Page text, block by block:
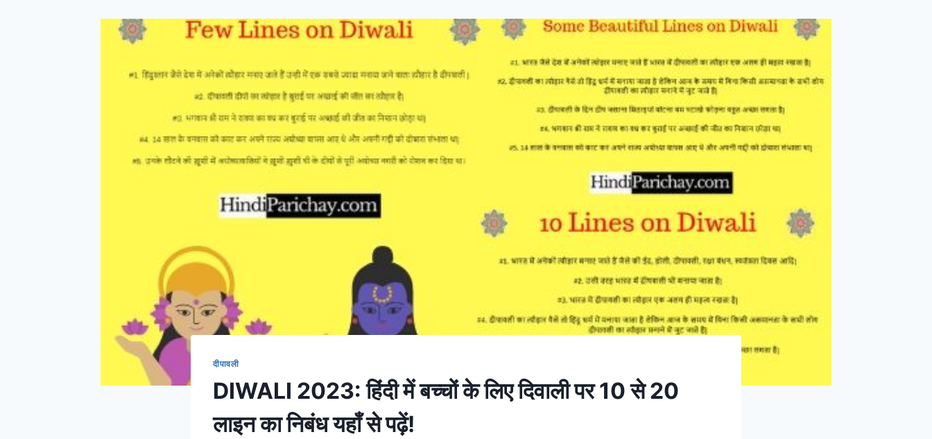
दीपावली
DIWALI 2023: हिंदी में बच्चों के लिए दिवाली पर 10 से 20
लाइन का निबंध यहाँ से पढ़ें!